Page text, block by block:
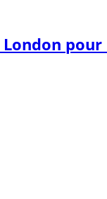
London